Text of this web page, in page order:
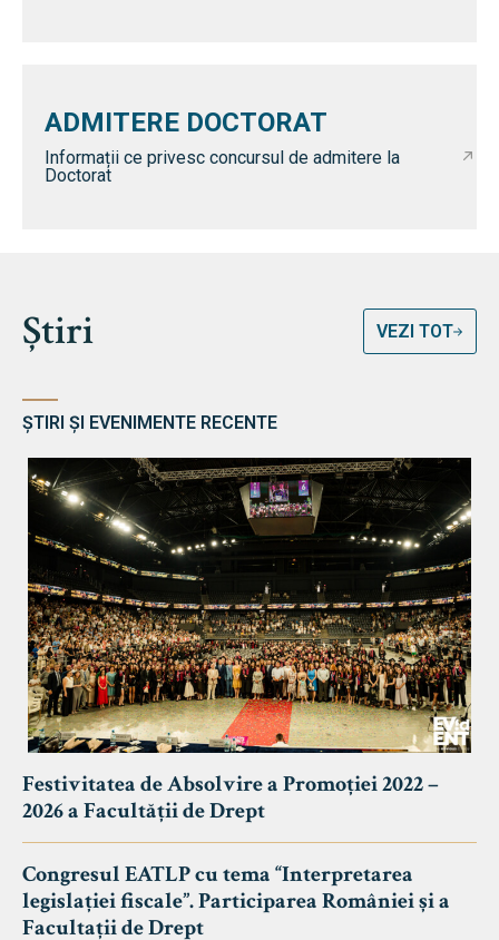
ADMITERE DOCTORAT
Informații ce privesc concursul de admitere la
Doctorat
Știri VEZI TOT
ȘTIRI ȘI EVENIMENTE RECENTE
Festivitatea de Absolvire a Promoției 2022 –
2026 a Facultății de Drept
Congresul EATLP cu tema “Interpretarea
legislației fiscale”. Participarea României și a
Facultații de Drept